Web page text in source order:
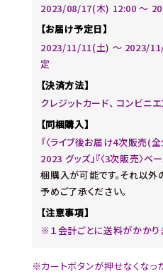
2023/08/17(木) 12:00 〜
【お届け予定日】
2023/11/11(土) ～ 2023/
定
【決済方法】
クレジットカード、 コンビニ
【同梱購入】
『〈ライブ後お届け4次販売(
2023 グッズ』『〈3次販売〉ベ
梱購入が可能です。それ以外
予めご了承ください。
【注意事項】
※１会計ごとに送料がかかり
※カートボタンが押せなくなっ